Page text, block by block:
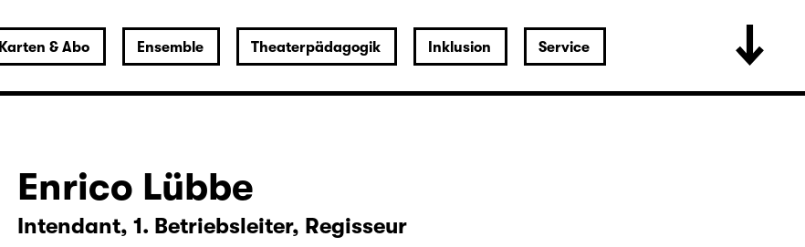
Karten & Abo Ensemble Theaterpädagogik Inklusion Service
Enrico Lübbe
Intendant, 1. Betriebsleiter, Regisseur